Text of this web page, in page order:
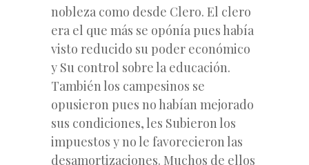
nobleza como desde Clero. El clero
era el que más se opónía pues había
visto reducido su poder económico
y Su control sobre la educación.
También los campesinos se
opusieron pues no habían mejorado
sus condiciones, les Subieron los
impuestos y no le favorecieron las
desamortizaciones. Muchos de ellos